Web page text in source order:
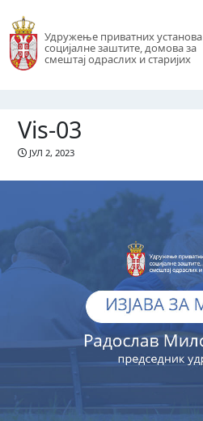
Удружење приватних установа
социјалне заштите, домова за
смештај одраслих и старијих
Vis-03
ЈУЛ 2, 2023